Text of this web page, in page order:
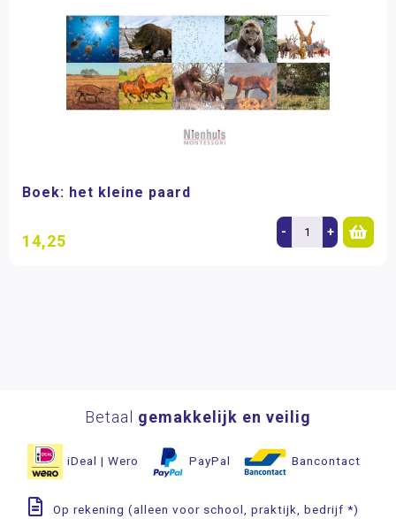
Boek: het kleine paard
14,25 - +
Betaal gemakkelijk en veilig
iDeal | Wero PayPal Bancontact
Op rekening (alleen voor school, praktijk, bedrijf *)